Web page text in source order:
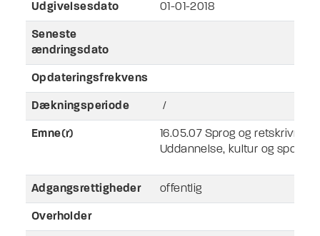
Udgivelsesdato 01-01-2018
Seneste
ændringsdato
Opdateringsfrekvens
Dækningsperiode /
Emne(r)
16.05.07 Sprog og retskrivning
Uddannelse, kultur og sport
Adgangsrettigheder offentlig
Overholder